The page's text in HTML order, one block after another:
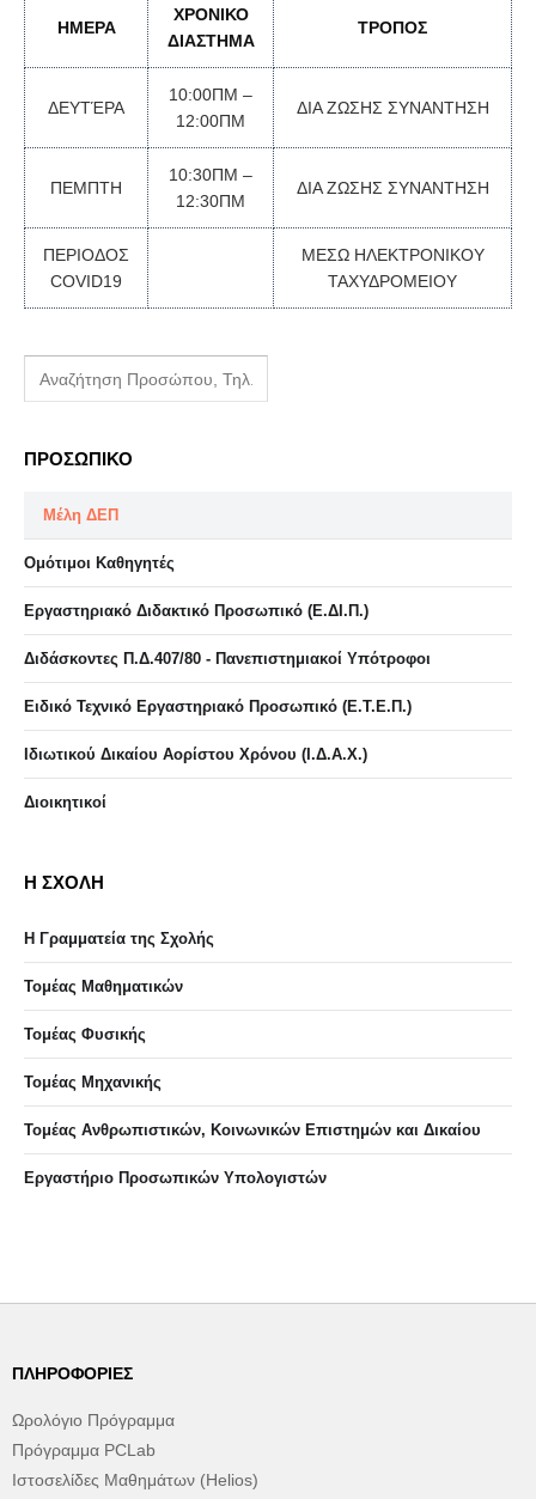
ΗΜΕΡΑ
ΧΡΟΝΙΚΟ
ΔΙΑΣΤΗΜΑ
ΤΡΟΠΟΣ
ΔΕΥΤΈΡΑ
10:00ΠΜ –
12:00ΠΜ
ΔΙΑ ΖΩΣΗΣ ΣΥΝΑΝΤΗΣΗ
ΠΕΜΠΤΗ
10:30ΠΜ –
12:30ΠΜ
ΔΙΑ ΖΩΣΗΣ ΣΥΝΑΝΤΗΣΗ
ΠΕΡΙΟΔΟΣ
COVID19
ΜΕΣΩ ΗΛΕΚΤΡΟΝΙΚΟΥ
ΤΑΧΥΔΡΟΜΕΙΟΥ
ΠΡΟΣΩΠΙΚΟ
Μέλη ΔΕΠ
Ομότιμοι Καθηγητές
Εργαστηριακό Διδακτικό Προσωπικό (Ε.ΔΙ.Π.)
Διδάσκοντες Π.Δ.407/80 - Πανεπιστημιακοί Υπότροφοι
Ειδικό Τεχνικό Εργαστηριακό Προσωπικό (Ε.Τ.Ε.Π.)
Ιδιωτικού Δικαίου Αορίστου Χρόνου (Ι.Δ.Α.Χ.)
Διοικητικοί
Η ΣΧΟΛΗ
Η Γραμματεία της Σχολής
Τομέας Μαθηματικών
Τομέας Φυσικής
Τομέας Μηχανικής
Τομέας Ανθρωπιστικών, Κοινωνικών Επιστημών και Δικαίου
Eργαστήριo Προσωπικών Υπολογιστών
ΠΛΗΡΟΦΟΡΊΕΣ
Ωρολόγιο Πρόγραμμα
Πρόγραμμα PCLab
Ιστοσελίδες Μαθημάτων (Helios)